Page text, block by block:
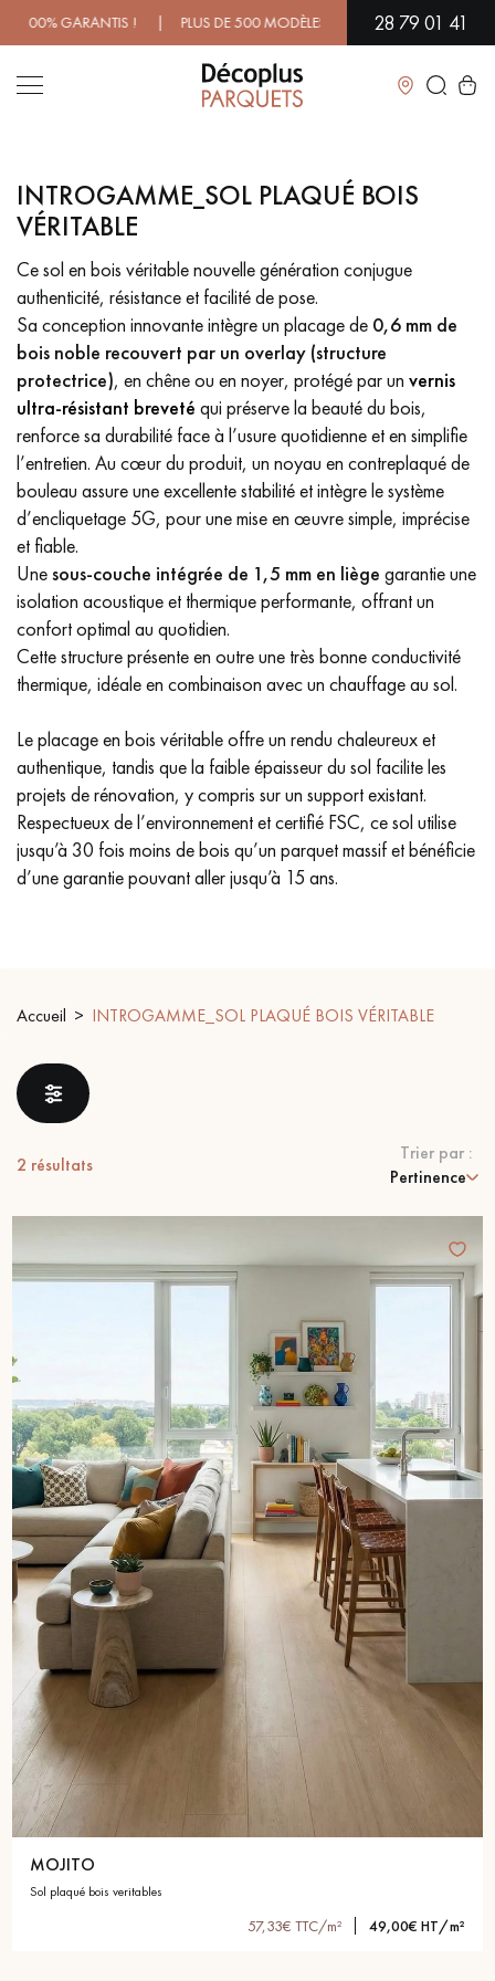
GARANTIS ! | PLUS DE 500 MODÈLES EN SHOWROOM |28 79 01 41
Fermer
LES RECHERCHES LES PLUS COURANTES
PARQUET MASSIF
PARQUET CONTRECOLLÉ -
FLOTTANT
SOL PLAQUÉ BOIS VERITABLES
PARQUETS À MOTIFS
TRADITIONNELS
PARQUET EN BOIS EXOTIQUE PARQUET VERNIS
PARQUET HUILÉ PARQUET EN BOIS BRUT
PARQUET VIEILLI PARQUET EN CHÊNE FUMÉ
PARQUET LAMES LARGES XXL PARQUET EN CHÊNE
ACCESSOIRES PARQUET
Nos conseillers sont disponibles au
28 79 01 41
Un expert Décoplus Parquets vous appelle
Obtenez un devis gratuit !
INTROGAMME_SOL PLAQUÉ BOIS
VÉRITABLE
Ce sol en bois véritable nouvelle génération conjugue
authenticité, résistance et facilité de pose.
Sa conception innovante intègre un placage de 0,6 mm de
bois noble recouvert par un overlay (structure
protectrice), en chêne ou en noyer, protégé par un vernis
ultra-résistant breveté qui préserve la beauté du bois,
renforce sa durabilité face à l’usure quotidienne et en simplifie
l’entretien. Au cœur du produit, un noyau en contreplaqué de
bouleau assure une excellente stabilité et intègre le système
d’encliquetage 5G, pour une mise en œuvre simple, imprécise
et fiable.
Unesous-couche intégrée de 1,5 mm en liège garantie une
isolation acoustique et thermique performante, offrant un
confort optimal au quotidien.
Cette structure présente en outre une très bonne conductivité
thermique, idéale en combinaison avec un chauffage au sol.
Le placage en bois véritable offre un rendu chaleureux et
authentique, tandis que la faible épaisseur du sol facilite les
projets de rénovation, y compris sur un support existant.
Respectueux de l’environnement et certifié FSC, ce sol utilise
jusqu’à 30 fois moins de bois qu’un parquet massif et bénéficie
d’une garantie pouvant aller jusqu’à 15 ans.
Accueil INTROGAMME_SOL PLAQUÉ BOIS VÉRITABLE
2 résultats
Trier par :
Pertinence
MOJITO
sol plaqué bois veritables
57,33€ TTC/m² 49,00€ HT/m²